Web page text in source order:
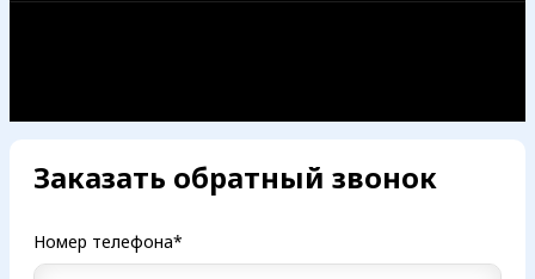
Заказать обратный звонок
Номер телефона*